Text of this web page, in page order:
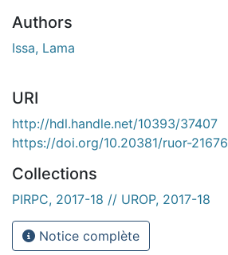
Authors
Issa, Lama
URI
http://hdl.handle.net/10393/37407
https://doi.org/10.20381/ruor-21676
Collections
PIRPC, 2017-18 // UROP, 2017-18
Notice complète